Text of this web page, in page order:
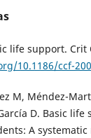
life support. Crit
10.1186/ccf-
M, Méndez-
D. Basic
A